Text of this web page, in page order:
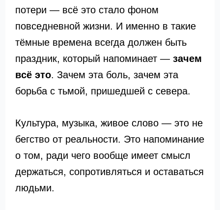
потери — всё это стало фоном
повседневной жизни. И именно в такие
тёмные времена всегда должен быть
праздник, который напоминает — зачем
всё это. Зачем эта боль, зачем эта
борьба с тьмой, пришедшей с севера.
Культура, музыка, живое слово — это не
бегство от реальности. Это напоминание
о том, ради чего вообще имеет смысл
держаться, сопротивляться и оставаться
людьми.